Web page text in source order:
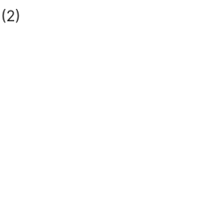
(2)